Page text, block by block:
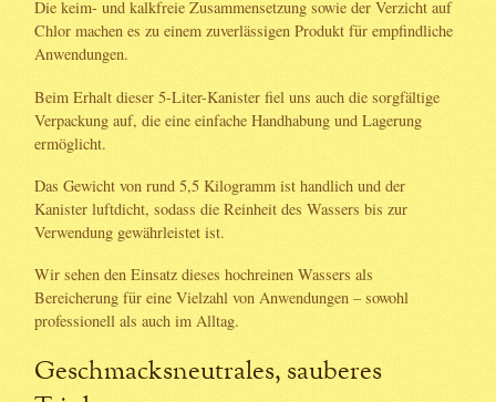
Die keim- und kalkfreie Zusammensetzung sowie der Verzicht auf
Chlor machen es zu einem zuverlässigen Produkt für empfindliche
Anwendungen.
Beim Erhalt dieser 5-Liter-Kanister fiel uns auch die sorgfältige
Verpackung auf, die eine einfache Handhabung und Lagerung
ermöglicht.
Das Gewicht von rund 5,5 Kilogramm ist handlich und der
Kanister luftdicht, sodass die Reinheit des Wassers bis zur
Verwendung gewährleistet ist.
Wir sehen den Einsatz dieses hochreinen Wassers als
Bereicherung für eine Vielzahl von Anwendungen – sowohl
professionell als auch im Alltag.
Geschmacksneutrales, sauberes